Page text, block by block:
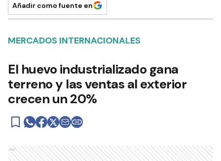
Añadir como fuente en
MERCADOS INTERNACIONALES
El huevo industrializado gana
terreno y las ventas al exterior
crecen un 20%
Ads